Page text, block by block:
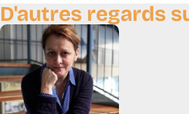
D'autres regards